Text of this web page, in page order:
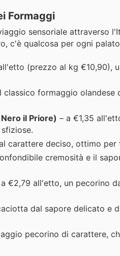
Formaggi
sensoriale attraverso
c'è qualcosa per ogni
(prezzo al kg €10,90),
classico formaggio
il Priore) – a €1,35
carattere deciso, ottimo per
cremosità e il
€2,79 all'etto, un pecorino
dal sapore delicato e
pecorino di carattere,